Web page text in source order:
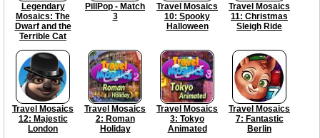
Legendary
Mosaics: The
Dwarf and the
Terrible Cat
PillPop - Match
3
Travel Mosaics
10: Spooky
Halloween
Travel Mosaics
11: Christmas
Sleigh Ride
Travel Mosaics
12: Majestic
London
Travel Mosaics
2: Roman
Holiday
Travel Mosaics
3: Tokyo
Animated
Travel Mosaics
7: Fantastic
Berlin